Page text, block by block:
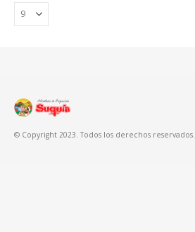
© Copyright 2023. Todos los derechos reservados.